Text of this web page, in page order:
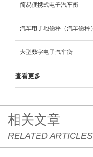
简易便携式电子汽车衡
汽车电子地磅秤（汽车磅秤）
大型数字电子汽车衡
查看更多
相关文章
RELATED ARTICLES